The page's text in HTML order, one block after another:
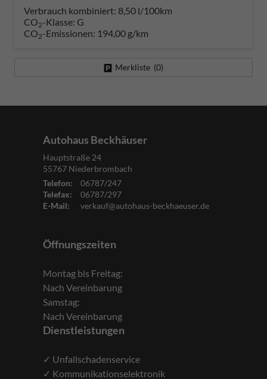
Verbrauch kombiniert: 8,50 l/100km
CO2-Klasse: G
CO2-Emissionen: 194,00 g/km
Merkliste (0)
Autohaus Beckhäuser
Hauptstraße 24
55767 Niederbrombach
Telefon:
06787/247
Telefax:
06787/297
E-Mail:
verkauf@autohaus-beckhaeuser.de
Öffnungszeiten
Montag bis Freitag:
Nach Vereinbarung
Samstag:
Nach Vereinbarung
Dienstleistungen
✓ Unfallschadenservice
✓ Kommunikationselektronik